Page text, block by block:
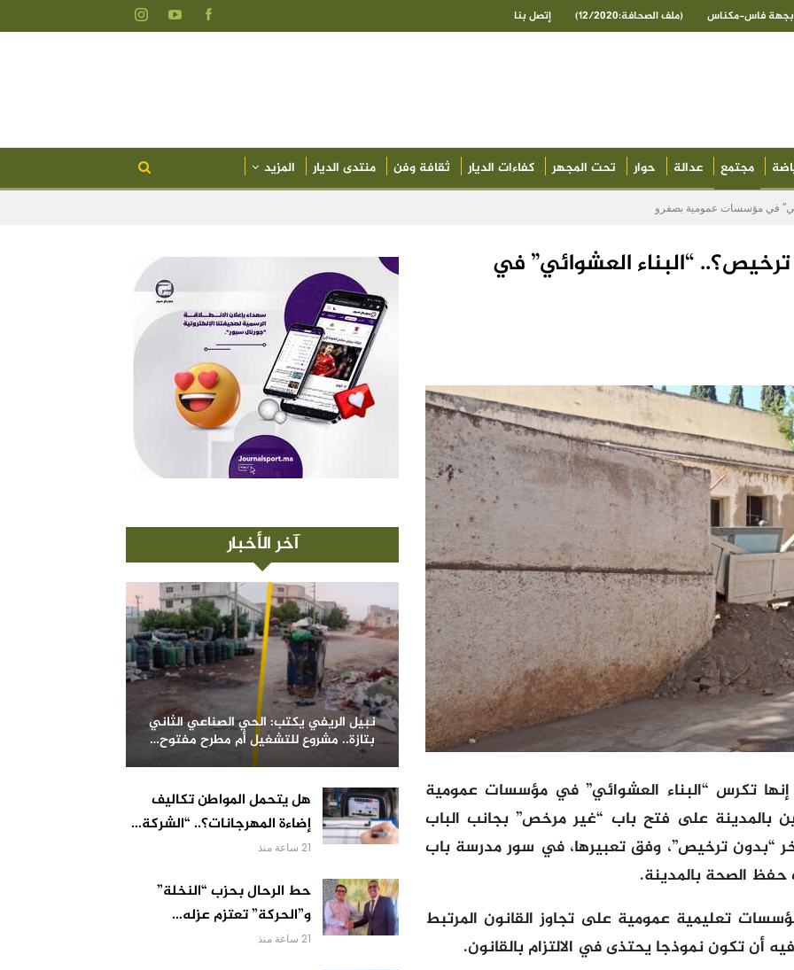
بجهة فاس-مكناس (ملف الصحافة:12/2020) إتصل بنا
مجتمع عدالة حوار تحت المجهر كفاءات الديار ثقافة وفن منتدى الديار المزيد
في مؤسسات عمومية بصفرو
“البناء العشوائي” في
إنها تكرس “البناء العشوائي” في مؤسسات عمومية
بالمدينة على فتح باب “غير مرخص” بجانب الباب
“بدون ترخيص”، وفق تعبيرها، في سور مدرسة باب
حفظ الصحة بالمدينة.
تعليمية عمومية على تجاوز القانون المرتبط
أن تكون نموذجا يحتذى في الالتزام بالقانون.
آخر الأخبار
نبيل الريفي يكتب: الحي الصناعي الثاني
بتازة.. مشروع للتشغيل أم مطرح مفتوح…
هل يتحمل المواطن تكاليف
إضاءة المهرجانات؟.. “الشركة…
21 ساعة منذ
حط الرحال بحزب “النخلة”
و”الحركة” تعتزم عزله…
21 ساعة منذ